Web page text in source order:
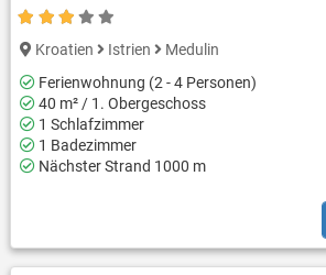
Kroatien Istrien
Medulin
Ferienwohnung (2 - 4 Personen)
40 m² / 1. Obergeschoss
1 Schlafzimmer
1 Badezimmer
Nächster Strand 1000 m